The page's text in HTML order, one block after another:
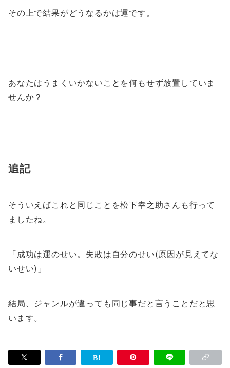
その上で結果がどうなるかは運です。
あなたはうまくいかないことを何もせず放置していま
せんか？
追記
そういえばこれと同じことを松下幸之助さんも行って
ましたね。
「成功は運のせい。失敗は自分のせい(原因が見えてな
いせい)」
結局、ジャンルが違っても同じ事だと言うことだと思
います。